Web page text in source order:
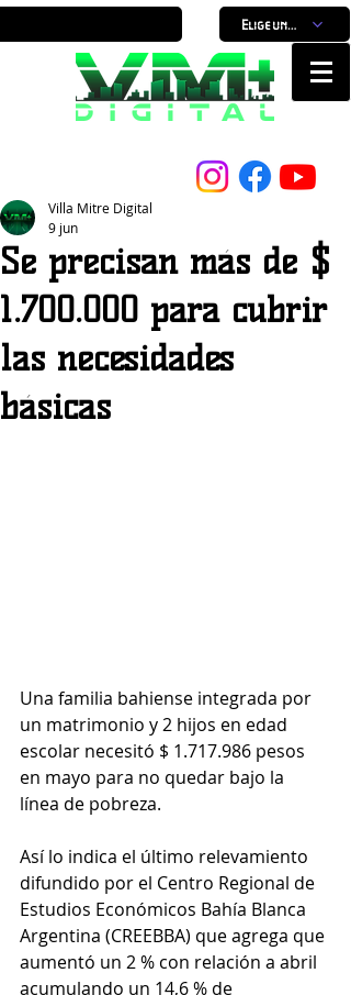
Elige un horario
Se precisan más de $
1.700.000 para cubrir
las necesidades
básicas
Villa Mitre Digital
9 jun
Una familia bahiense integrada por
un matrimonio y 2 hijos en edad
escolar necesitó $ 1.717.986 pesos
en mayo para no quedar bajo la
línea de pobreza.
Así lo indica el último relevamiento
difundido por el Centro Regional de
Estudios Económicos Bahía Blanca
Argentina (CREEBBA) que agrega que
aumentó un 2 % con relación a abril
acumulando un 14,6 % de